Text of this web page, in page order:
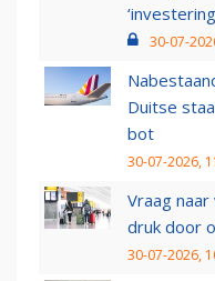
30-07-
Duitse
bot
30-07-2026,
Vraag
druk door
30-07-2026,